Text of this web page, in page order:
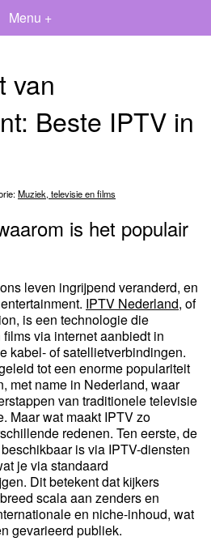
Menu +
van
Beste IPTV in
Muziek, televisie en films
is het populair
leven ingrijpend veranderd, en
IPTV Nederland, of
is een technologie die
via internet aanbiedt in
kabel- of satellietverbindingen.
tot een enorme populariteit
met name in Nederland, waar
van traditionele televisie
Maar wat maakt IPTV zo
redenen. Ten eerste, de
is via IPTV-diensten
je via standaard
Dit betekent dat kijkers
scala aan zenders en
en niche-inhoud, wat
gevarieerd publiek.